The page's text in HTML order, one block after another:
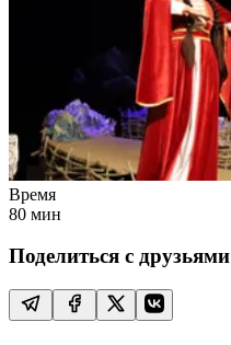
Время
80 мин
Поделиться с друзьями